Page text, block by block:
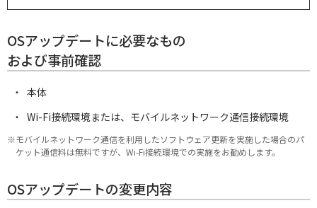
OSアップデートに必要なもの
および事前確認
本体
Wi-Fi接続環境または、モバイルネットワーク通信接続環境
※モバイルネットワーク通信を利用したソフトウェア更新を実施した場合のパ
ケット通信料は無料ですが、Wi-Fi接続環境での実施をお勧めします。
OSアップデートの変更内容